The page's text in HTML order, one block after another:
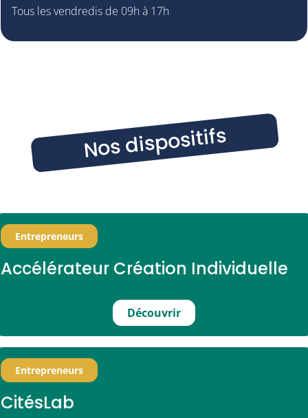
Tous les vendredis de 09h à 17h
Nos dispositifs
Entrepreneurs
Accélérateur Création Individuelle
Découvrir
Entrepreneurs
CitésLab